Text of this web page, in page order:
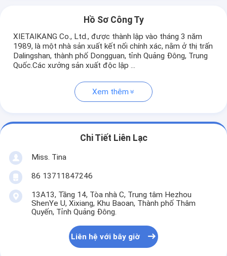
Hồ Sơ Công Ty
XIETAIKANG Co., Ltd., được thành lập vào tháng 3 năm
1989, là một nhà sản xuất kết nối chính xác, nằm ở thị trấn
Dalingshan, thành phố Dongguan, tỉnh Quảng Đông, Trung
Quốc.Các xưởng sản xuất độc lập ...
Xem thêm
Chi Tiết Liên Lạc
Miss. Tina
86 13711847246
13A13, Tầng 14, Tòa nhà C, Trung tâm Hezhou
ShenYe U, Xixiang, Khu Baoan, Thành phố Thâm
Quyến, Tỉnh Quảng Đông.
Liên hệ với bây giờ